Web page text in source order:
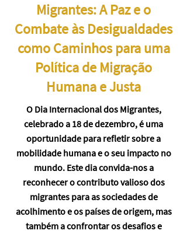
Migrantes: A Paz e o
Combate às Desigualdades
como Caminhos para uma
Política de Migração
Humana e Justa
O Dia Internacional dos Migrantes,
celebrado a 18 de dezembro, é uma
oportunidade para refletir sobre a
mobilidade humana e o seu impacto no
mundo. Este dia convida-nos a
reconhecer o contributo valioso dos
migrantes para as sociedades de
acolhimento e os países de origem, mas
também a confrontar os desafios e